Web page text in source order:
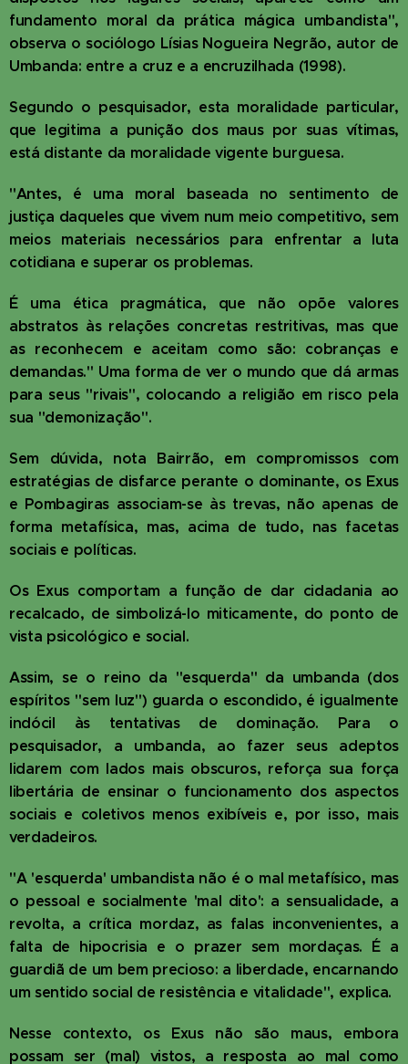
fundamento moral da prática mágica umbandista",
observa o sociólogo Lísias Nogueira Negrão, autor de
Umbanda: entre a cruz e a encruzilhada (1998).
Segundo o pesquisador, esta moralidade particular,
que legitima a punição dos maus por suas vítimas,
está distante da moralidade vigente burguesa.
"Antes, é uma moral baseada no sentimento de
justiça daqueles que vivem num meio competitivo, sem
meios materiais necessários para enfrentar a luta
cotidiana e superar os problemas.
É uma ética pragmática, que não opõe valores
abstratos às relações concretas restritivas, mas que
as reconhecem e aceitam como são: cobranças e
demandas." Uma forma de ver o mundo que dá armas
para seus "rivais", colocando a religião em risco pela
sua "demonização".
Sem dúvida, nota Bairrão, em compromissos com
estratégias de disfarce perante o dominante, os Exus
e Pombagiras associam-se às trevas, não apenas de
forma metafísica, mas, acima de tudo, nas facetas
sociais e políticas.
Os Exus comportam a função de dar cidadania ao
recalcado, de simbolizá-lo miticamente, do ponto de
vista psicológico e social.
Assim, se o reino da "esquerda" da umbanda (dos
espíritos "sem luz") guarda o escondido, é igualmente
indócil às tentativas de dominação. Para o
pesquisador, a umbanda, ao fazer seus adeptos
lidarem com lados mais obscuros, reforça sua força
libertária de ensinar o funcionamento dos aspectos
sociais e coletivos menos exibíveis e, por isso, mais
verdadeiros.
"A 'esquerda' umbandista não é o mal metafísico, mas
o pessoal e socialmente 'mal dito': a sensualidade, a
revolta, a crítica mordaz, as falas inconvenientes, a
falta de hipocrisia e o prazer sem mordaças. É a
guardiã de um bem precioso: a liberdade, encarnando
um sentido social de resistência e vitalidade", explica.
Nesse contexto, os Exus não são maus, embora
possam ser (mal) vistos, a resposta ao mal como